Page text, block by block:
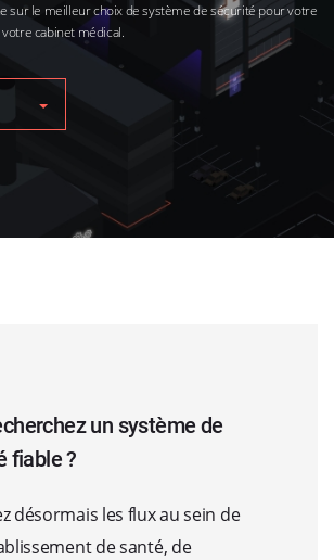
sur le meilleur choix de système de sécurité pour votre
cabinet médical.
un système de
fiable ?
désormais les flux au sein de
de santé, de